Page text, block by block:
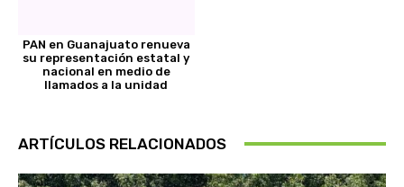
PAN en Guanajuato renueva
su representación estatal y
nacional en medio de
llamados a la unidad
ARTÍCULOS RELACIONADOS